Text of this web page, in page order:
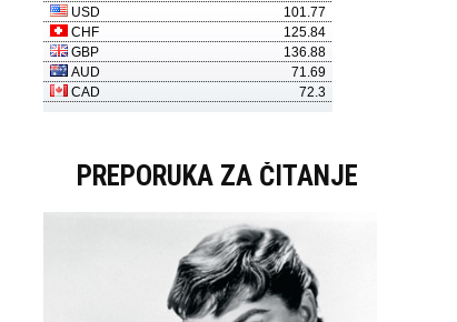
PREPORUKA ZA ČITANJE